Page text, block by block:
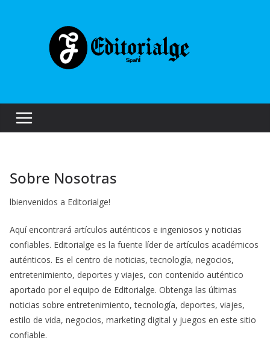
Sobre Nosotras
lbienvenidos a Editorialge!
Aquí encontrará artículos auténticos e ingeniosos y noticias
confiables. Editorialge es la fuente líder de artículos académicos
auténticos. Es el centro de noticias, tecnología, negocios,
entretenimiento, deportes y viajes, con contenido auténtico
aportado por el equipo de Editorialge. Obtenga las últimas
noticias sobre entretenimiento, tecnología, deportes, viajes,
estilo de vida, negocios, marketing digital y juegos en este sitio
confiable.